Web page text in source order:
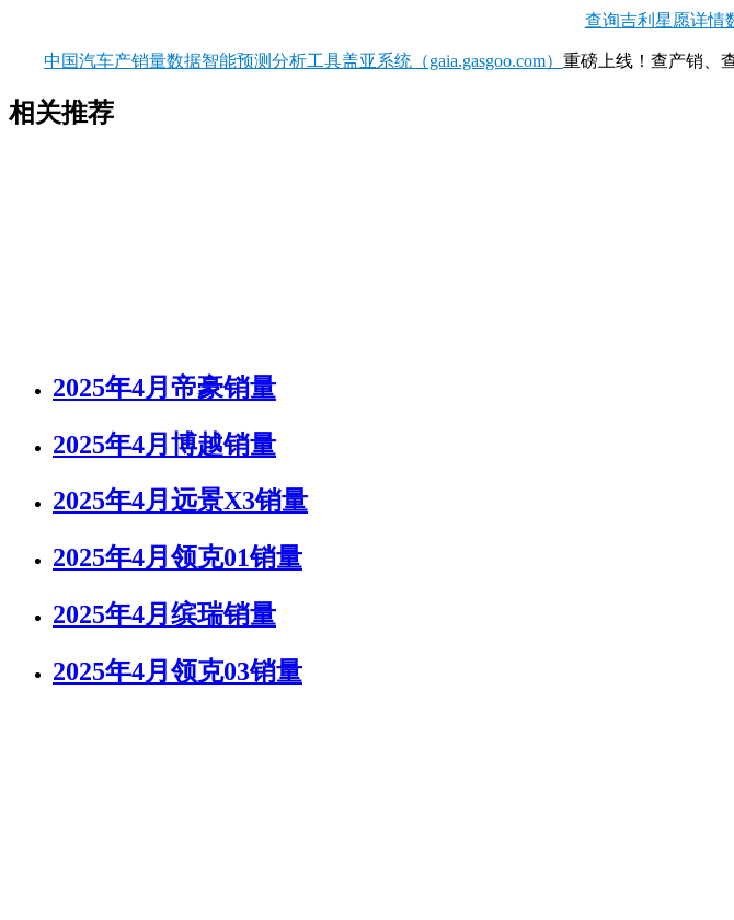
查询吉利星愿详情
中国汽车产销量数据智能预测分析工具盖亚系统（gaia.gasgoo.com） 重磅上线！查产销、
相关推荐
2025年4月帝豪销量
2025年4月博越销量
2025年4月远景X3销量
2025年4月领克01销量
2025年4月缤瑞销量
2025年4月领克03销量